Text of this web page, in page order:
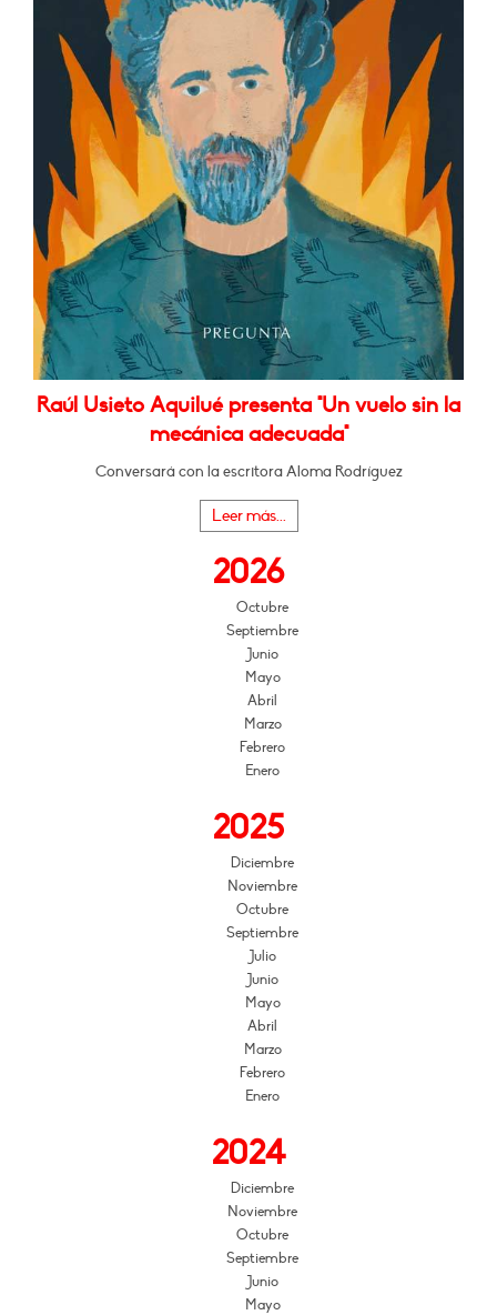
Raúl Usieto Aquilué presenta "Un vuelo sin la
mecánica adecuada"
Conversará con la escritora Aloma Rodríguez
Leer más...
2026
Octubre
Septiembre
Junio
Mayo
Abril
Marzo
Febrero
Enero
2025
Diciembre
Noviembre
Octubre
Septiembre
Julio
Junio
Mayo
Abril
Marzo
Febrero
Enero
2024
Diciembre
Noviembre
Octubre
Septiembre
Junio
Mayo